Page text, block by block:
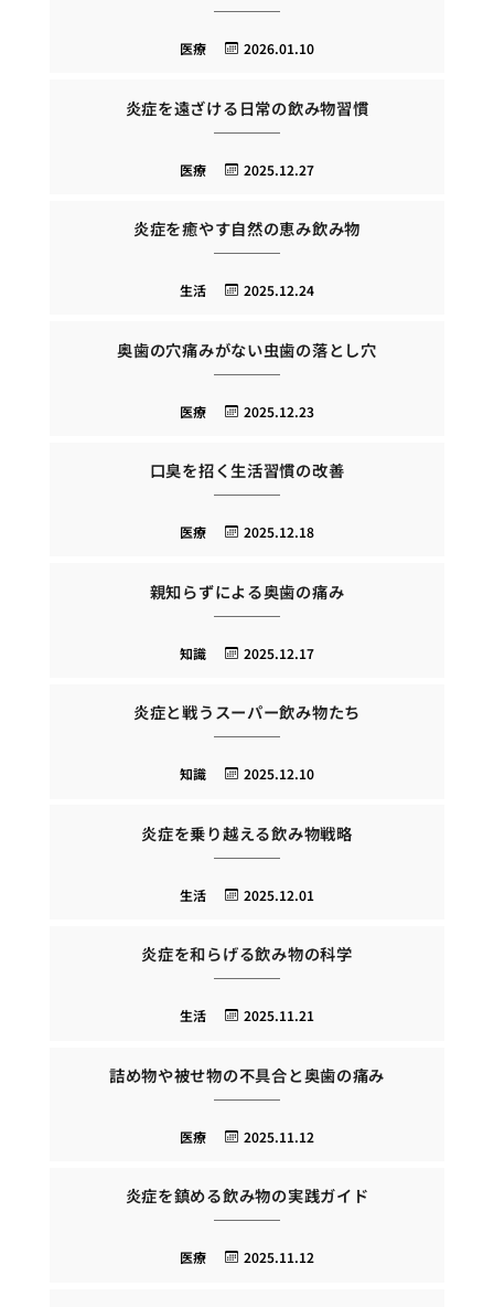
2026.01.10
医療
炎症を遠ざける日常の飲み物習慣
2025.12.27
医療
炎症を癒やす自然の恵み飲み物
2025.12.24
生活
奥歯の穴痛みがない虫歯の落とし穴
2025.12.23
医療
口臭を招く生活習慣の改善
2025.12.18
医療
親知らずによる奥歯の痛み
2025.12.17
知識
炎症と戦うスーパー飲み物たち
2025.12.10
知識
炎症を乗り越える飲み物戦略
2025.12.01
生活
炎症を和らげる飲み物の科学
2025.11.21
生活
詰め物や被せ物の不具合と奥歯の痛み
2025.11.12
医療
炎症を鎮める飲み物の実践ガイド
2025.11.12
医療